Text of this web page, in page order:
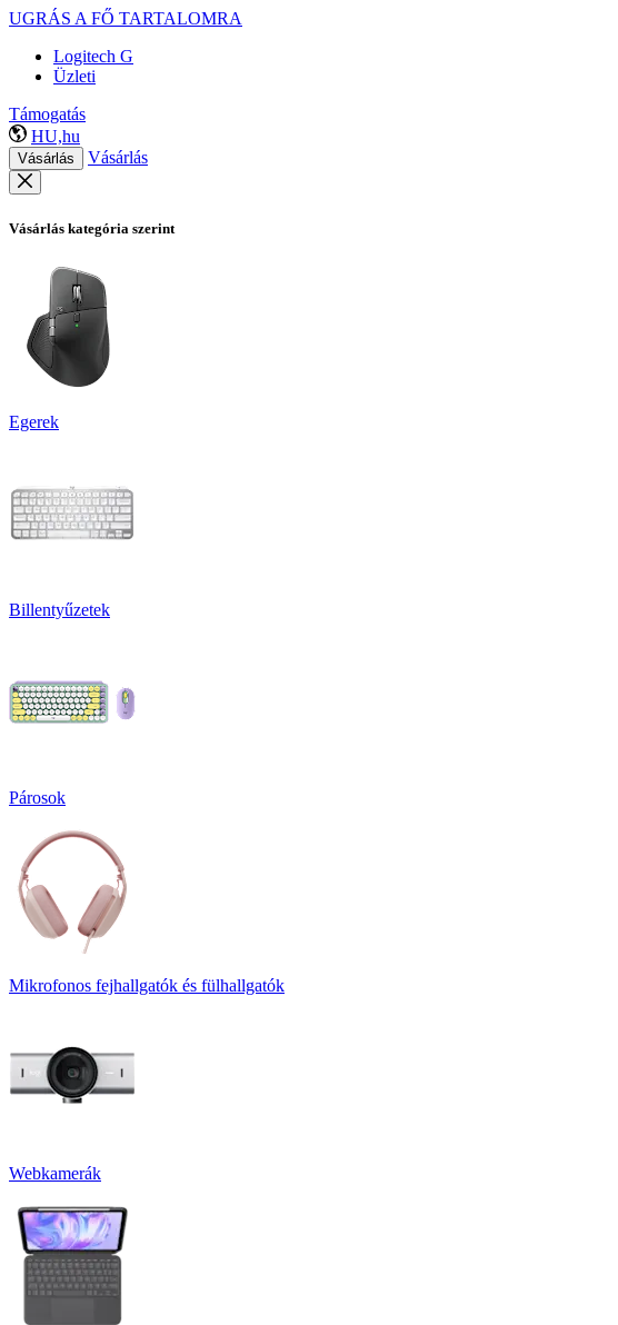
UGRÁS A FŐ TARTALOMRA
Logitech G
Üzleti
Támogatás
HU,hu
Vásárlás Vásárlás
Vásárlás kategória szerint
Egerek
Billentyűzetek
Párosok
Mikrofonos fejhallgatók és fülhallgatók
Webkamerák